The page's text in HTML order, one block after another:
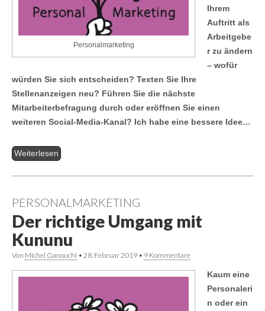
Personalmarketing
Ihrem
Auftritt als
Arbeitgebe
r zu ändern
– wofür
würden Sie sich entscheiden? Texten Sie Ihre
Stellenanzeigen neu? Führen Sie die nächste
Mitarbeiterbefragung durch oder eröffnen Sie einen
weiteren Social-Media-Kanal? Ich habe eine bessere Idee…
Weiterlesen
PERSONALMARKETING
Der richtige Umgang mit
Kununu
Von Michel Ganouchi • 28. Februar 2019 • 9 Kommentare
Kaum eine
Personaleri
n oder ein